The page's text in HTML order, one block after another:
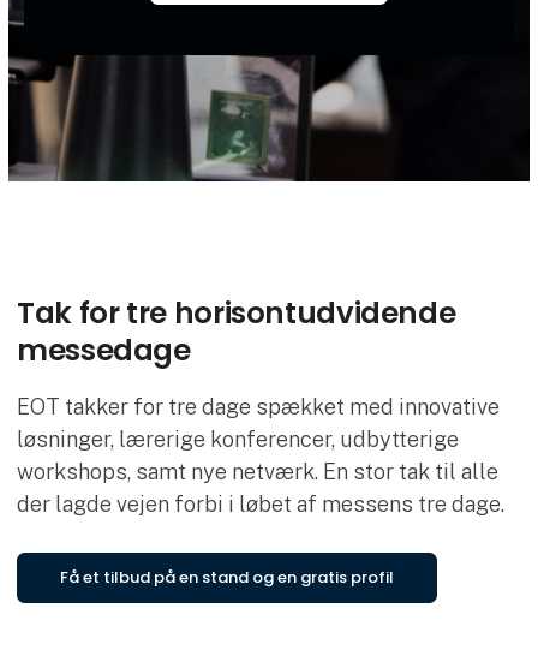
Tak for tre horisontudvidende
messedage
EOT takker for tre dage spækket med innovative
løsninger, lærerige konferencer, udbytterige
workshops, samt nye netværk. En stor tak til alle
der lagde vejen forbi i løbet af messens tre dage.
Få et tilbud på en stand og en gratis profil